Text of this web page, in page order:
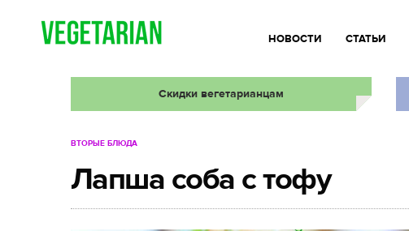
НОВОСТИ СТАТЬИ
Скидки вегетарианцам
ВТОРЫЕ БЛЮДА
Лапша соба с тофу